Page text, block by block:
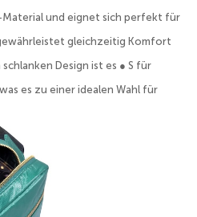
und eignet sich perfekt für
gleichzeitig Komfort
Design ist es ● S für
es zu einer idealen Wahl für